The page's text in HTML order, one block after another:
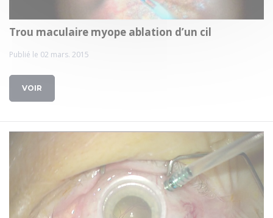
Trou maculaire myope ablation d’un cil
Publié le 02 mars. 2015
VOIR